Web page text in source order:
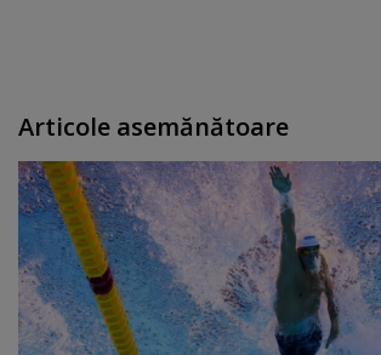
Articole asemănătoare